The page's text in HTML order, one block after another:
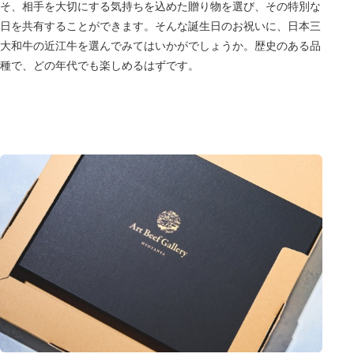
そ、相手を大切にする気持ちを込めた贈り物を選び、その特別な
日を共有することができます。そんな誕生日のお祝いに、日本三
大和牛の近江牛を選んでみてはいかがでしょうか。歴史のある品
種で、どの年代でも楽しめるはずです。